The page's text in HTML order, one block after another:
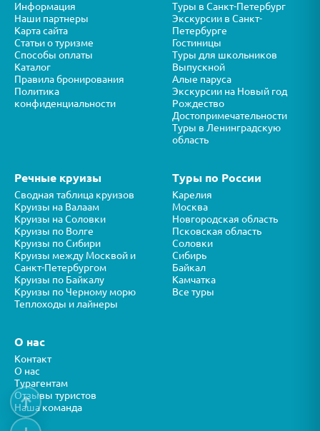
Информация
Наши партнеры
Карта сайта
Статьи о туризме
Способы оплаты
Каталог
Правила бронирования
Политика
конфиденциальности
Туры в Санкт-Петербург
Экскурсии в Санкт-
Петербурге
Гостиницы
Туры для школьников
Выпускной
Алые паруса
Экскурсии на Новый год
Рождество
Достопримечательности
Туры в Ленинградскую
область
Речные круизы
Сводная таблица круизов
Круизы на Валаам
Круизы на Соловки
Круизы по Волге
Круизы по Сибири
Круизы между Москвой и
Санкт-Петербургом
Круизы по Байкалу
Круизы по Черному морю
Теплоходы и лайнеры
Туры по России
Карелия
Москва
Новгородская область
Псковская область
Соловки
Сибирь
Байкал
Камчатка
Все туры
О нас
Контакт
О нас
Турагентам
Отзывы туристов
Наша команда
↑